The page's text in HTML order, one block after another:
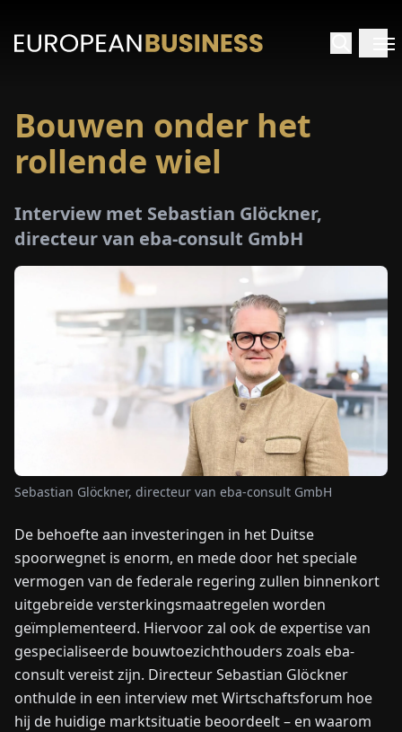
ENDEFRESITNLPL HU
NEEM
CONTACT
OP
Bouwen onder het
rollende wiel
Interview met Sebastian Glöckner,
directeur van eba-consult GmbH
Sebastian Glöckner, directeur van eba-consult GmbH
De behoefte aan investeringen in het Duitse
spoorwegnet is enorm, en mede door het speciale
vermogen van de federale regering zullen binnenkort
uitgebreide versterkingsmaatregelen worden
geïmplementeerd. Hiervoor zal ook de expertise van
gespecialiseerde bouwtoezichthouders zoals eba-
consult vereist zijn. Directeur Sebastian Glöckner
onthulde in een interview met Wirtschaftsforum hoe
hij de huidige marktsituatie beoordeelt – en waarom